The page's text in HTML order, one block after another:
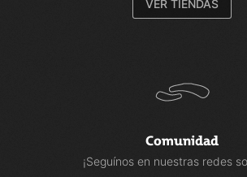
VER TIENDAS
Comunidad
¡Seguínos en nuestras redes